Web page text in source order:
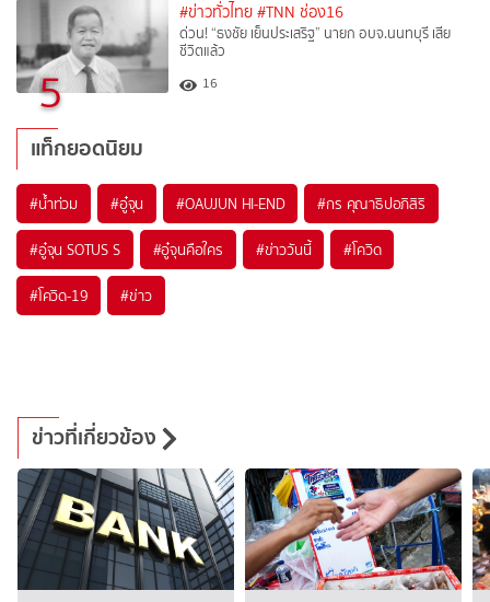
5
#ข่าวทั่วไทย #TNN ช่อง16
ด่วน! “ธงชัย เย็นประเสริฐ” นายก อบจ.นนทบุรี เสีย
ชีวิตแล้ว
16
แท็กยอดนิยม
#น้ำท่วม #อู๋จุน #OAUJUN HI-END #กร คุณาธิปอภิสิริ
#อู๋จุน SOTUS S #อู๋จุนคือใคร #ข่าววันนี้ #โควิด
#โควิด-19 #ข่าว
ข่าวที่เกี่ยวข้อง